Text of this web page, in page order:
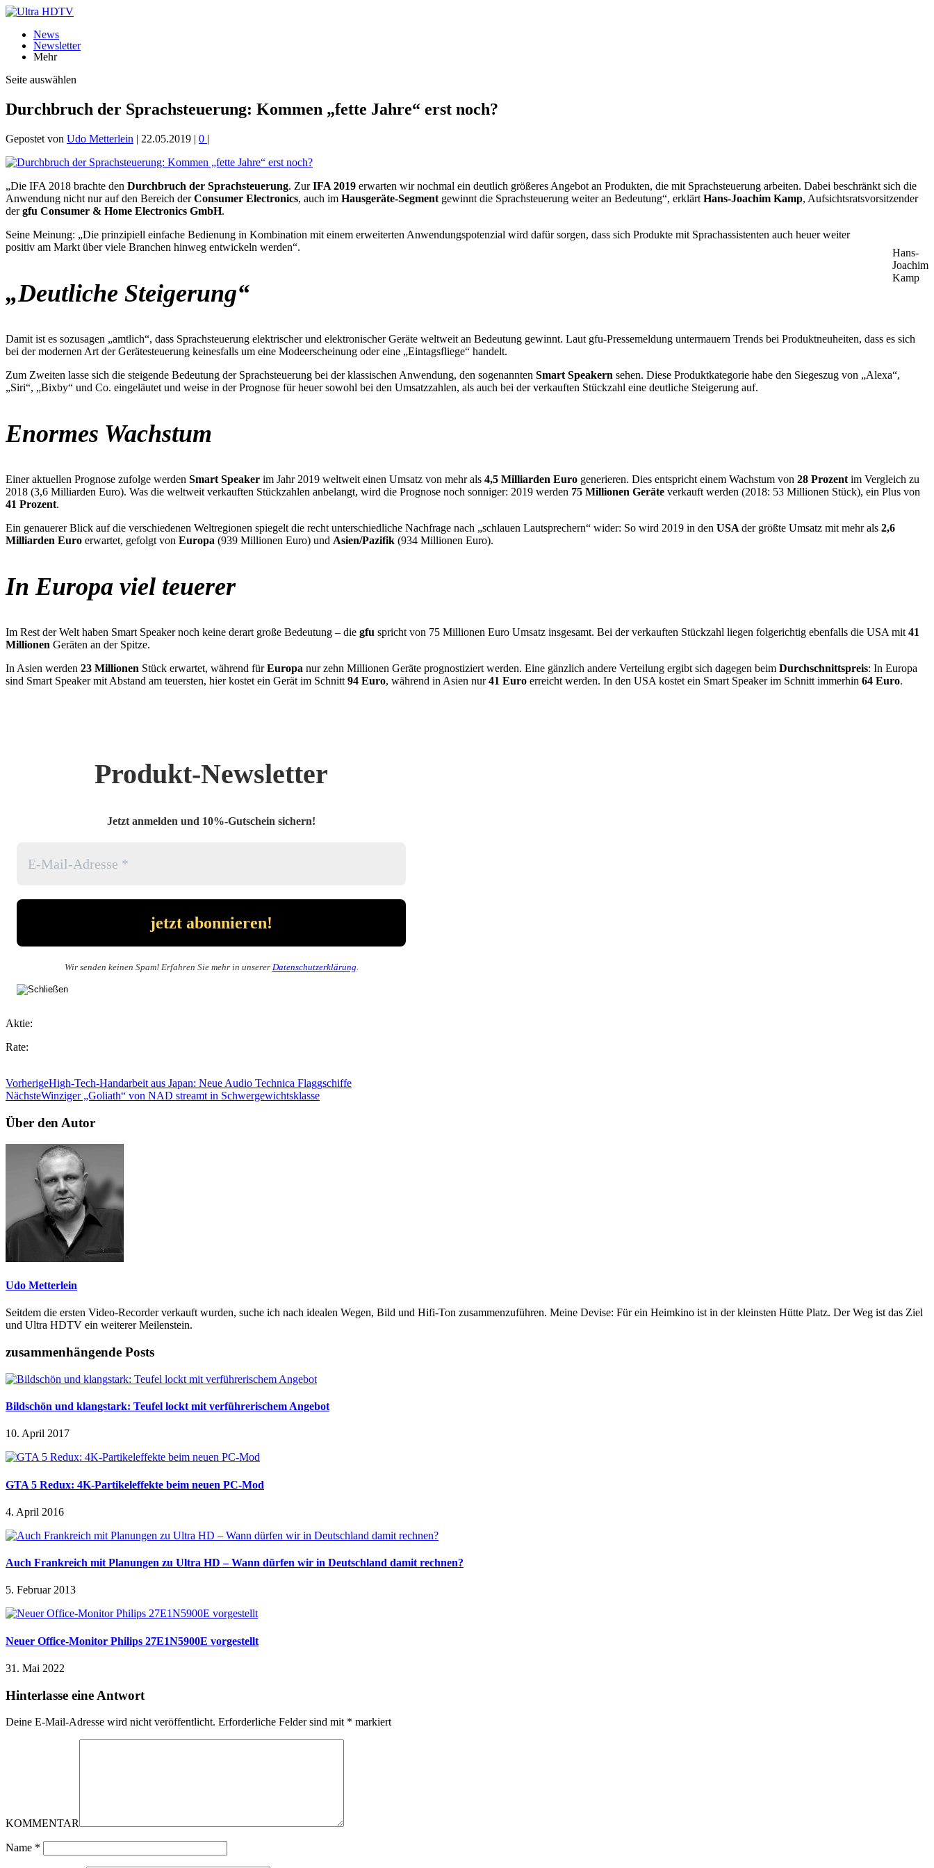
News
Newsletter
Mehr
Seite auswählen
Durchbruch der Sprachsteuerung: Kommen „fette Jahre“ erst noch?
Gepostet von Udo Metterlein | 22.05.2019 | 0 |
„Die IFA 2018 brachte den Durchbruch der Sprachsteuerung. ZurIFA 2019 erwarten wir nochmal ein deutlich größeres Angebot an Produkten, die mit Sprachsteuerung arbeiten. Dabei beschränkt sich die
Anwendung nicht nur auf den Bereich derConsumer Electronics, auch im Hausgeräte-Segment gewinnt die Sprachsteuerung weiter an Bedeutung“, erklärt Hans-Joachim Kamp, Aufsichtsratsvorsitzender
dergfu Consumer & Home Electronics GmbH.
Hans-
Joachim
Kamp
Seine Meinung: „Die prinzipiell einfache Bedienung in Kombination mit einem erweiterten Anwendungspotenzial wird dafür sorgen, dass sich Produkte mit Sprachassistenten auch heuer weiter
positiv am Markt über viele Branchen hinweg entwickeln werden“.
„Deutliche Steigerung“
Damit ist es sozusagen „amtlich“, dass Sprachsteuerung elektrischer und elektronischer Geräte weltweit an Bedeutung gewinnt. Laut gfu-Pressemeldung untermauern Trends bei Produktneuheiten, dass es sich
bei der modernen Art der Gerätesteuerung keinesfalls um eine Modeerscheinung oder eine „Eintagsfliege“ handelt.
Zum Zweiten lasse sich die steigende Bedeutung der Sprachsteuerung bei der klassischen Anwendung, den sogenannten Smart Speakern sehen. Diese Produktkategorie habe den Siegeszug von „Alexa“,
„Siri“, „Bixby“ und Co. eingeläutet und weise in der Prognose für heuer sowohl bei den Umsatzzahlen, als auch bei der verkauften Stückzahl eine deutliche Steigerung auf.
Enormes Wachstum
Einer aktuellen Prognose zufolge werden Smart Speaker im Jahr 2019 weltweit einen Umsatz von mehr als 4,5 Milliarden Euro generieren. Dies entspricht einem Wachstum von 28 Prozent im Vergleich zu
2018 (3,6 Milliarden Euro). Was die weltweit verkauften Stückzahlen anbelangt, wird die Prognose noch sonniger: 2019 werden 75 Millionen Geräte verkauft werden (2018: 53 Millionen Stück), ein Plus von
41 Prozent.
Ein genauerer Blick auf die verschiedenen Weltregionen spiegelt die recht unterschiedliche Nachfrage nach „schlauen Lautsprechern“ wider: So wird 2019 in den USA der größte Umsatz mit mehr als 2,6
Milliarden Euro erwartet, gefolgt von Europa (939 Millionen Euro) und Asien/Pazifik (934 Millionen Euro).
In Europa viel teuerer
Im Rest der Welt haben Smart Speaker noch keine derart große Bedeutung – die gfu spricht von 75 Millionen Euro Umsatz insgesamt. Bei der verkauften Stückzahl liegen folgerichtig ebenfalls die USA mit 41
Millionen Geräten an der Spitze.
In Asien werden 23 Millionen Stück erwartet, während fürEuropa nur zehn Millionen Geräte prognostiziert werden. Eine gänzlich andere Verteilung ergibt sich dagegen beim Durchschnittspreis: In Europa
sind Smart Speaker mit Abstand am teuersten, hier kostet ein Gerät im Schnitt 94 Euro, während in Asien nur41 Euro erreicht werden. In den USA kostet ein Smart Speaker im Schnitt immerhin 64 Euro.
Produkt-Newsletter
Jetzt anmelden und 10%-Gutschein sichern!
Wir senden keinen Spam! Erfahren Sie mehr in unserer Datenschutzerklärung.
Aktie:
Rate:
VorherigeHigh-Tech-Handarbeit aus Japan: Neue Audio Technica Flaggschiffe
NächsteWinziger „Goliath“ von NAD streamt in Schwergewichtsklasse
Über den Autor
Udo Metterlein
Seitdem die ersten Video-Recorder verkauft wurden, suche ich nach idealen Wegen, Bild und Hifi-Ton zusammenzuführen. Meine Devise: Für ein Heimkino ist in der kleinsten Hütte Platz. Der Weg ist das Ziel
und Ultra HDTV ein weiterer Meilenstein.
zusammenhängende Posts
Bildschön und klangstark: Teufel lockt mit verführerischem Angebot
10. April 2017
GTA 5 Redux: 4K-Partikeleffekte beim neuen PC-Mod
4. April 2016
Auch Frankreich mit Planungen zu Ultra HD – Wann dürfen wir in Deutschland damit rechnen?
5. Februar 2013
Neuer Office-Monitor Philips 27E1N5900E vorgestellt
31. Mai 2022
Hinterlasse eine Antwort
Deine E-Mail-Adresse wird nicht veröffentlicht. Erforderliche Felder sind mit * markiert
KOMMENTAR
Name *